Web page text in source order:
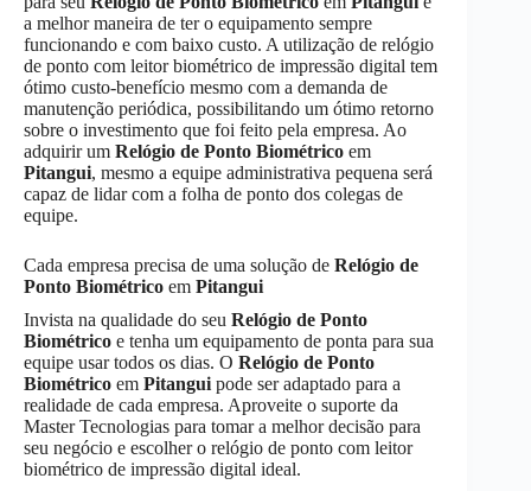
a melhor maneira de ter o equipamento sempre
funcionando e com baixo custo. A utilização de relógio
de ponto com leitor biométrico de impressão digital tem
ótimo custo-benefício mesmo com a demanda de
manutenção periódica, possibilitando um ótimo retorno
sobre o investimento que foi feito pela empresa. Ao
adquirir um Relógio de Ponto Biométrico em
Pitangui, mesmo a equipe administrativa pequena será
capaz de lidar com a folha de ponto dos colegas de
equipe.
Cada empresa precisa de uma solução de Relógio de
Ponto Biométrico em Pitangui
Invista na qualidade do seu Relógio de Ponto
Biométrico e tenha um equipamento de ponta para sua
equipe usar todos os dias. O Relógio de Ponto
Biométrico em Pitangui pode ser adaptado para a
realidade de cada empresa. Aproveite o suporte da
Master Tecnologias para tomar a melhor decisão para
seu negócio e escolher o relógio de ponto com leitor
biométrico de impressão digital ideal.